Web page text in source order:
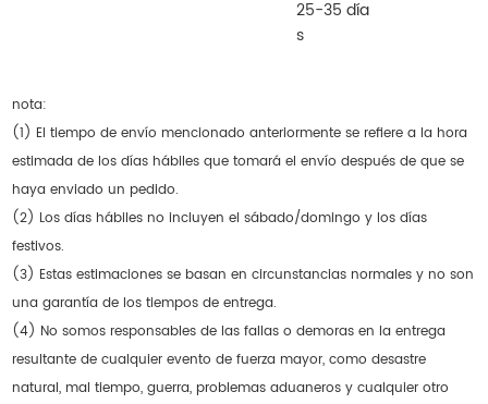
25-35 día
s
nota:
(1) El tiempo de envío mencionado anteriormente se refiere a la hora
estimada de los días hábiles que tomará el envío después de que se
haya enviado un pedido.
(2) Los días hábiles no incluyen el sábado/domingo y los días
festivos.
(3) Estas estimaciones se basan en circunstancias normales y no son
una garantía de los tiempos de entrega.
(4) No somos responsables de las fallas o demoras en la entrega
resultante de cualquier evento de fuerza mayor, como desastre
natural, mal tiempo, guerra, problemas aduaneros y cualquier otro